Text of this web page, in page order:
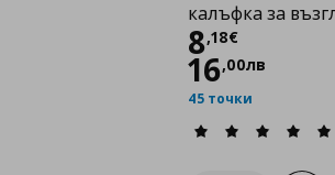
калъфка за
8,18€
Цена
16,00лв
45 точки